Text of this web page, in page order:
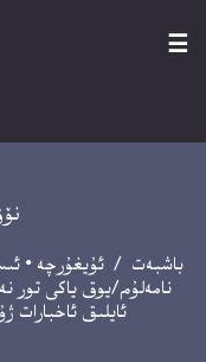
☰
باشبەت /ئۇيغۇرچە •
نامەلۇم/يوق ياكى تور
ئايلىق ئاخبارات ژۇرنىلى 2024-يىل